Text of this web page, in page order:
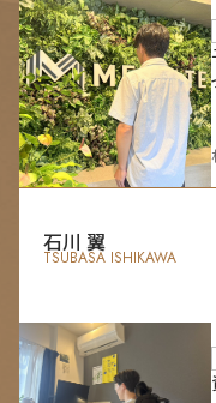
石川 翼
TSUBASA ISHIKAWA